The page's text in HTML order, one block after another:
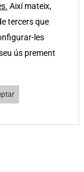
Així mateix,
tercers que
les
ús prement